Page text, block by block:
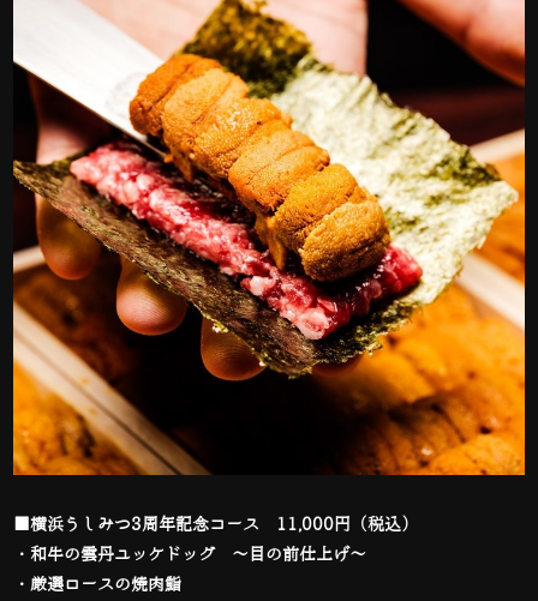
■横浜うしみつ3周年記念コース 11,000円（税込）
・和牛の雲丹ユッケドッグ ～目の前仕上げ～
・厳選ロースの焼肉鮨